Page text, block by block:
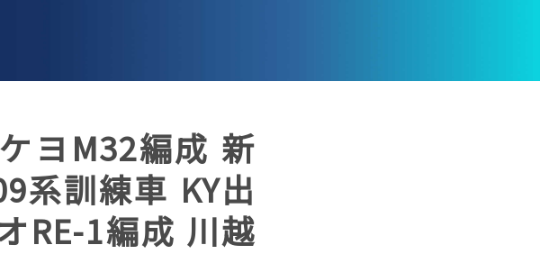
ヨM32編成 新
系訓練車 KY出
RE-1編成 川越